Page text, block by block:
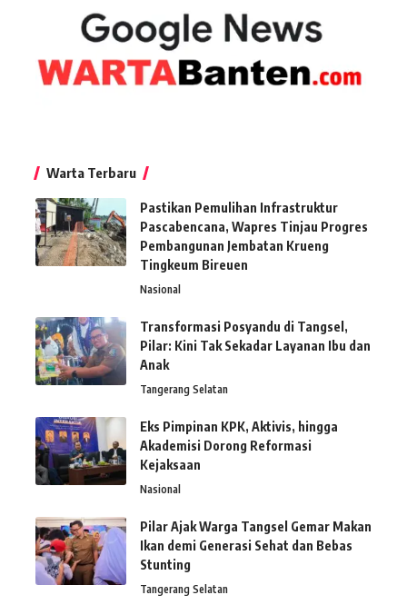
Warta Terbaru
Pastikan Pemulihan Infrastruktur
Pascabencana, Wapres Tinjau Progres
Pembangunan Jembatan Krueng
Tingkeum Bireuen
Nasional
Transformasi Posyandu di Tangsel,
Pilar: Kini Tak Sekadar Layanan Ibu dan
Anak
Tangerang Selatan
Eks Pimpinan KPK, Aktivis, hingga
Akademisi Dorong Reformasi
Kejaksaan
Nasional
Pilar Ajak Warga Tangsel Gemar Makan
Ikan demi Generasi Sehat dan Bebas
Stunting
Tangerang Selatan